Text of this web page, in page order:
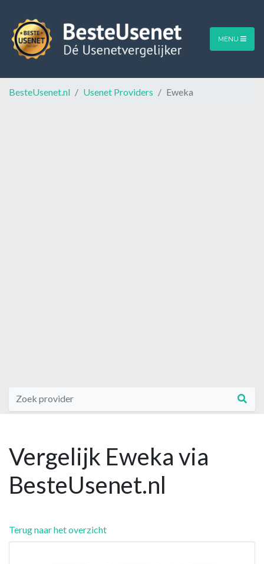
MENU
BesteUsenet.nl Usenet Providers Eweka
Vergelijk Eweka via
BesteUsenet.nl
Terug naar het overzicht